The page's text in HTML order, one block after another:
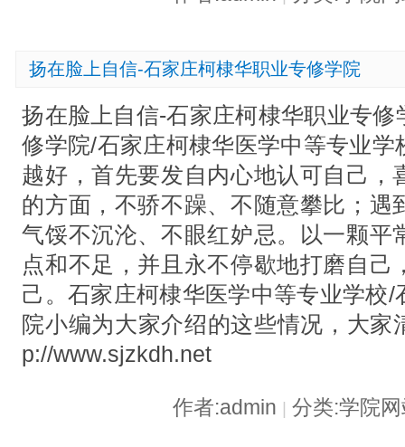
扬在脸上自信-石家庄柯棣华职业专修学院
扬在脸上自信-石家庄柯棣华职业专
修学院/石家庄柯棣华医学中等专业
越好，首先要发自内心地认可自己，
的方面，不骄不躁、不随意攀比；遇
气馁不沉沦、不眼红妒忌。以一颗平
点和不足，并且永不停歇地打磨自己
己。石家庄柯棣华医学中等专业学校
院小编为大家介绍的这些情况，大家
p://www.sjzkdh.net
作者:admin | 分类:学院